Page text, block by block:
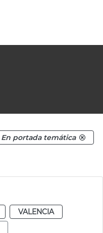
En portada temática
VALENCIA